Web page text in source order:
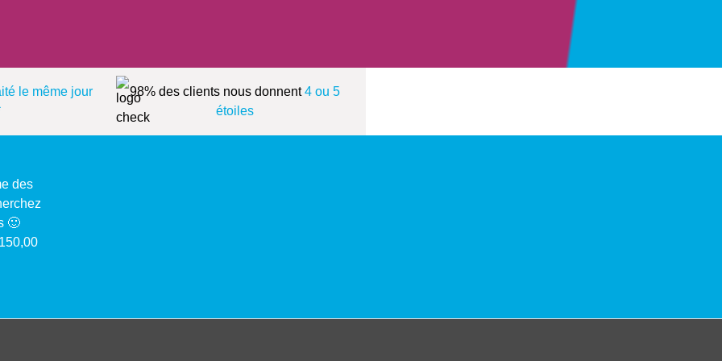
le même jour
98% des clients nous donnent4 ou 5
étoiles
des
🙂